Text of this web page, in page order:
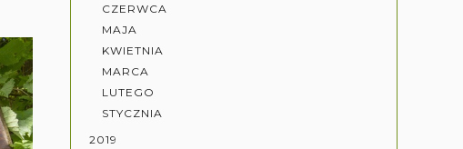
CZERWCA
MAJA
KWIETNIA
MARCA
LUTEGO
STYCZNIA
2019